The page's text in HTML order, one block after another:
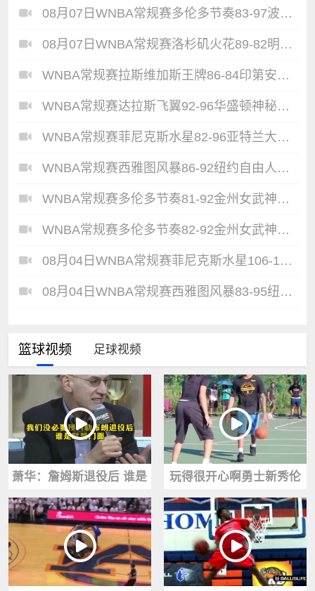
08月07日WNBA常规赛多伦多节奏83-97波特兰火焰集锦
08月07日WNBA常规赛洛杉矶火花89-82明尼苏达山猫全场集锦
WNBA常规赛拉斯维加斯王牌86-84印第安纳狂热全场集锦
WNBA常规赛达拉斯飞翼92-96华盛顿神秘人全场集锦
WNBA常规赛菲尼克斯水星82-96亚特兰大梦想全场集锦
WNBA常规赛西雅图风暴86-92纽约自由人全场集锦
WNBA常规赛多伦多节奏81-92金州女武神全场集锦
WNBA常规赛多伦多节奏82-92金州女武神全场集锦
08月04日WNBA常规赛菲尼克斯水星106-101芝加哥天空全场集锦
08月04日WNBA常规赛西雅图风暴83-95纽约自由人全场集锦
篮球视频 足球视频
萧华：詹姆斯退役后 谁是
联盟门面要靠他们自己争
取
玩得很开心啊勇士新秀伦
德博格回到儿时打球的公
园一顿乱杀~